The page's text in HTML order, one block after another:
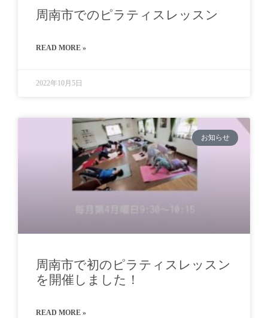
周南市でのピラティスレッスン
READ MORE »
2022年10月5日
お知らせ
周南市で初のピラティスレッスン
を開催しました！
READ MORE »